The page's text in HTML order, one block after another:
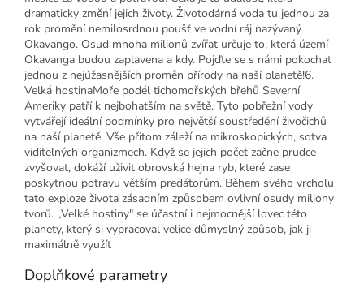
dramaticky změní jejich životy. Životodárná voda tu jednou za
rok promění nemilosrdnou poušť ve vodní ráj nazývaný
Okavango. Osud mnoha milionů zvířat určuje to, která území
Okavanga budou zaplavena a kdy. Pojďte se s námi pokochat
jednou z nejúžasnějších proměn přírody na naší planetě!6.
Velká hostinaMoře podél tichomořských břehů Severní
Ameriky patří k nejbohatším na světě. Tyto pobřežní vody
vytvářejí ideální podmínky pro největší soustředění živočichů
na naší planetě. Vše přitom záleží na mikroskopických, sotva
viditelných organizmech. Když se jejich počet začne prudce
zvyšovat, dokáží uživit obrovská hejna ryb, které zase
poskytnou potravu větším predátorům. Během svého vrcholu
tato exploze života zásadním způsobem ovlivní osudy miliony
tvorů. „Velké hostiny" se účastní i nejmocnější lovec této
planety, který si vypracoval velice důmyslný způsob, jak ji
maximálně využít
Doplňkové parametry